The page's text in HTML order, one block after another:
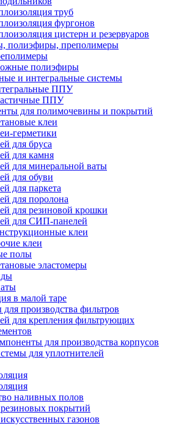
труб
фургонов
цистерн и резервуаров
полиэфиры, преполимеры
полиэфиры
и интегральные системы
ППУ
ППУ
для полимочевины и покрытий
клеи
герметики
для бруса
для камня
для минеральной ваты
для обуви
для паркета
для поролона
для резиновой крошки
для СИП-панелей
клеи
клеи
полы
эластомеры
в малой таре
производства фильтров
для крепления фильтрующих
для производства корпусов
для уплотнителей
наливных полов
покрытий
газонов